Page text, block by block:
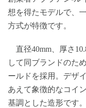
想を得たモデルで、
方式が特徴です。
直径40mm、厚さ
して同ブランドのた
ールドを採用。デザ
あえて象徴的なコイ
基調とした造形です